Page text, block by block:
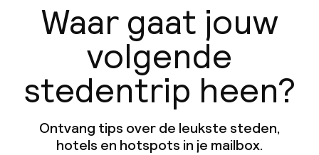
Waar gaat jouw
volgende
stedentrip heen?
Ontvang tips over de leukste steden,
hotels en hotspots in je mailbox.